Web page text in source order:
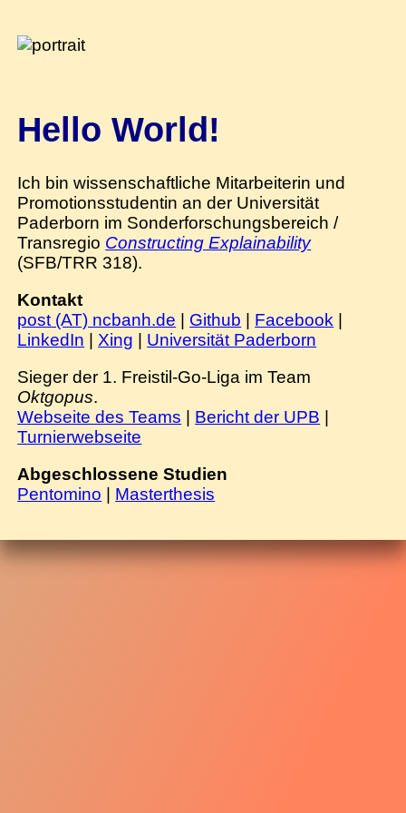
Hello World!
Ich bin wissenschaftliche Mitarbeiterin und
Promotionsstudentin an der Universität
Paderborn im Sonderforschungsbereich /
Transregio Constructing Explainability
(SFB/TRR 318).
Kontakt
post (AT) ncbanh.de
Github Facebook
LinkedIn
Xing
Universität Paderborn
Sieger der 1. Freistil-Go-Liga im Team
Oktgopus.
Webseite des Teams
Bericht der UPB
Turnierwebseite
Abgeschlossene Studien
Pentomino
Masterthesis